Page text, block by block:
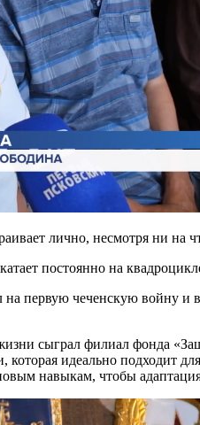
лично, несмотря ни на
постоянно на
первую чеченскую войну
сыграл филиал фонда
идеально подходит
навыкам, чтобы